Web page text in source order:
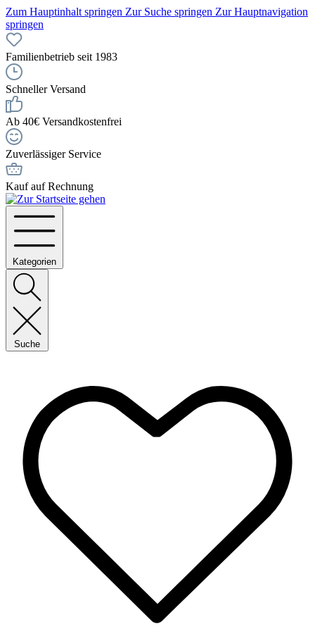
Zum Hauptinhalt springen Zur Suche springen Zur Hauptnavigation
springen
Familienbetrieb seit 1983
Schneller Versand
Ab 40€ Versandkostenfrei
Zuverlässiger Service
Kauf auf Rechnung
Kategorien
Suche